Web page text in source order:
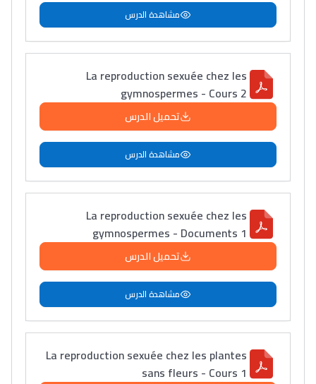
مشاهدة الدرس
La reproduction sexuée chez les
gymnospermes - Cours 2
تحميل الدرس
مشاهدة الدرس
La reproduction sexuée chez les
gymnospermes - Documents 1
تحميل الدرس
مشاهدة الدرس
La reproduction sexuée chez les plantes
sans fleurs - Cours 1